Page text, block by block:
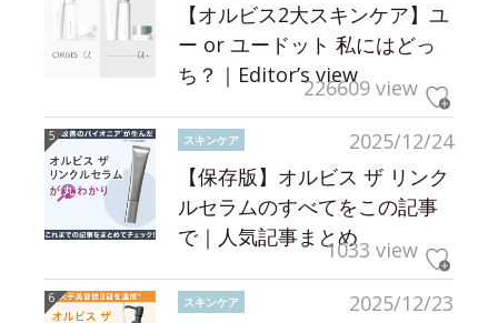
【オルビス2大スキンケア】ユ
ー or ユードット 私にはどっ
ち？｜Editor’s view226609 view
2025/12/24
スキンケア
【保存版】オルビス ザ リンク
ルセラムのすべてをこの記事
で｜人気記事まとめ1033 view
2025/12/23
スキンケア